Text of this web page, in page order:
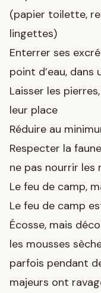
(papier toilette,
lingettes)
Enterrer ses
point d’eau, dans
Laisser les
leur place
Réduire au
Respecter la
ne pas nourrir les
Le feu de camp,
Le feu de camp
Écosse, mais
les mousses
parfois pendant
majeurs ont